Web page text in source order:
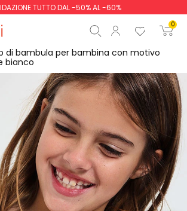
TUTTO DAL -50% AL -60%
0
0,00 €
0,00 €
Inizio ordine
di bambula per bambina con motivo
bianco